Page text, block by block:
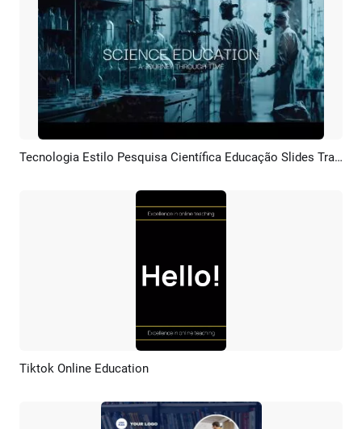
Pré-visualizar Criar IA Tecnologia Estilo Pesquisa Científica Educação Slides Trailer Introdução Apresentação De Slides
Pré-visualizar
Tiktok Online Education